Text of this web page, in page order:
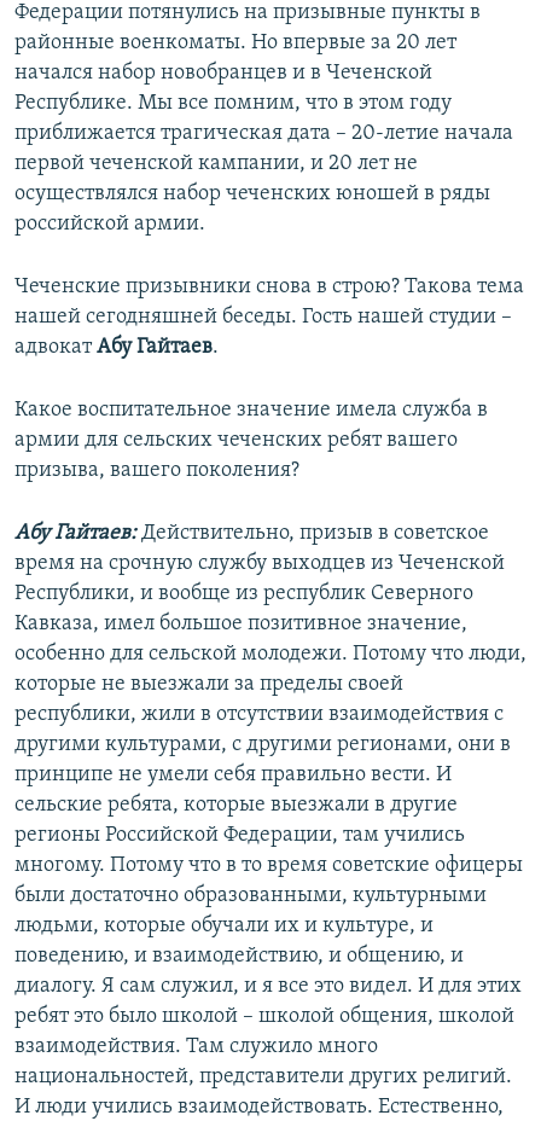
Федерации потянулись на призывные пункты в
районные военкоматы. Но впервые за 20 лет
начался набор новобранцев и в Чеченской
Республике. Мы все помним, что в этом году
приближается трагическая дата – 20-летие начала
первой чеченской кампании, и 20 лет не
осуществлялся набор чеченских юношей в ряды
российской армии.
Чеченские призывники снова в строю? Такова тема
нашей сегодняшней беседы. Гость нашей студии –
адвокатАбу Гайтаев.
Какое воспитательное значение имела служба в
армии для сельских чеченских ребят вашего
призыва, вашего поколения?
Абу Гайтаев:Действительно, призыв в советское
время на срочную службу выходцев из Чеченской
Республики, и вообще из республик Северного
Кавказа, имел большое позитивное значение,
особенно для сельской молодежи. Потому что люди,
которые не выезжали за пределы своей
республики, жили в отсутствии взаимодействия с
другими культурами, с другими регионами, они в
принципе не умели себя правильно вести. И
сельские ребята, которые выезжали в другие
регионы Российской Федерации, там учились
многому. Потому что в то время советские офицеры
были достаточно образованными, культурными
людьми, которые обучали их и культуре, и
поведению, и взаимодействию, и общению, и
диалогу. Я сам служил, и я все это видел. И для этих
ребят это было школой – школой общения, школой
взаимодействия. Там служило много
национальностей, представители других религий.
И люди учились взаимодействовать. Естественно,